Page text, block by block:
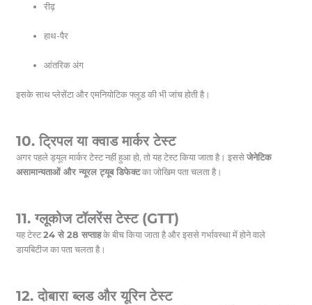
रीढ़
हाथ-पैर
आंतरिक अंग
इसके साथ प्लेसेंटा और एमनियोटिक फ्लूड की भी जांच होती है।
10. ट्रिपल या क्वाड मार्कर टेस्ट
अगर पहले ड्यूल मार्कर टेस्ट नहीं हुआ हो, तो यह टेस्ट किया जाता है। इससेजेनेटिक
असामान्यताओं और न्यूरल ट्यूब डिफेक्टका जोखिम पता चलता है।
11. ग्लूकोज टॉलरेंस टेस्ट (GTT)
यह टेस्ट24 से 28 सप्ताहके बीच किया जाता है और इससे गर्भावस्था में होने वाले
डायबिटीज का पता चलता है।
12. दोबारा ब्लड और यूरिन टेस्ट